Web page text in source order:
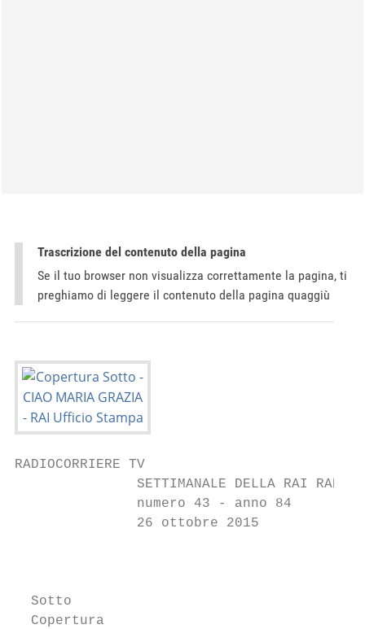
Trascrizione del contenuto della pagina
Se il tuo browser non visualizza correttamente la pagina, ti
preghiamo di leggere il contenuto della pagina quaggiù
RADIOCORRIERE TV
SETTIMANALE DELLA RAI
               numero 43 - anno 84
               26 ottobre 2015
  Sotto
  Copertura